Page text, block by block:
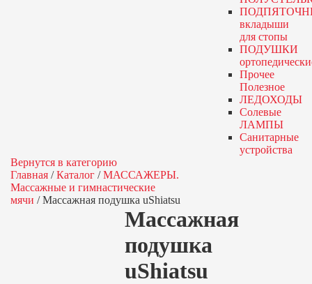
вкладыши
для стопы
ПОДУШКИ
Прочее
Полезное
ЛЕДОХОДЫ
Солевые
ЛАМПЫ
Санитарные
устройства
Вернутся в категорию
Главная /Каталог /МАССАЖЕРЫ.
Массажные и гимнастические
мячи /Массажная подушка uShiatsu
Массажная
подушка
uShiatsu